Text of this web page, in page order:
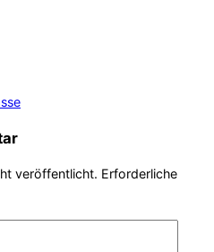
veröffentlicht. Erforderliche